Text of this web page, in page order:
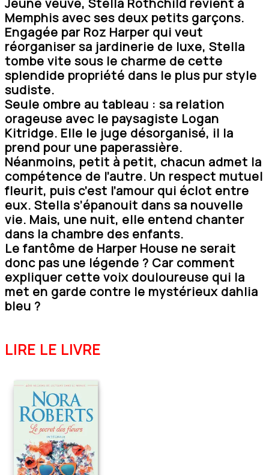
Memphis avec ses deux petits garçons.
Engagée par Roz Harper qui veut
réorganiser sa jardinerie de luxe, Stella
tombe vite sous le charme de cette
splendide propriété dans le plus pur style
sudiste.
Seule ombre au tableau : sa relation
orageuse avec le paysagiste Logan
Kitridge. Elle le juge désorganisé, il la
prend pour une paperassière.
Néanmoins, petit à petit, chacun admet la
compétence de l’autre. Un respect mutuel
fleurit, puis c’est l’amour qui éclot entre
eux. Stella s’épanouit dans sa nouvelle
vie. Mais, une nuit, elle entend chanter
dans la chambre des enfants.
Le fantôme de Harper House ne serait
donc pas une légende ? Car comment
expliquer cette voix douloureuse qui la
met en garde contre le mystérieux dahlia
bleu ?
LIRE LE LIVRE